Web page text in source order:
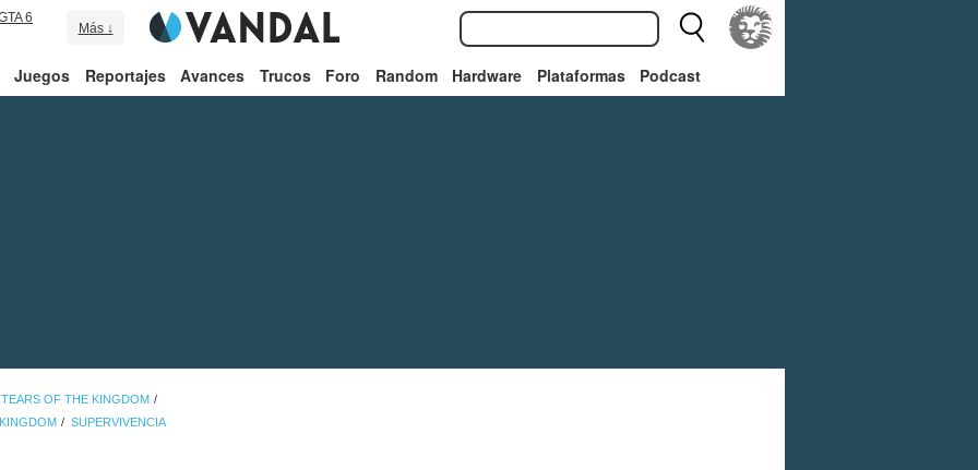
6
Más ↓
Juegos Reportajes Avances Trucos Foro Random Hardware Plataformas Podcast
OF THE KINGDOM
SUPERVIVENCIA